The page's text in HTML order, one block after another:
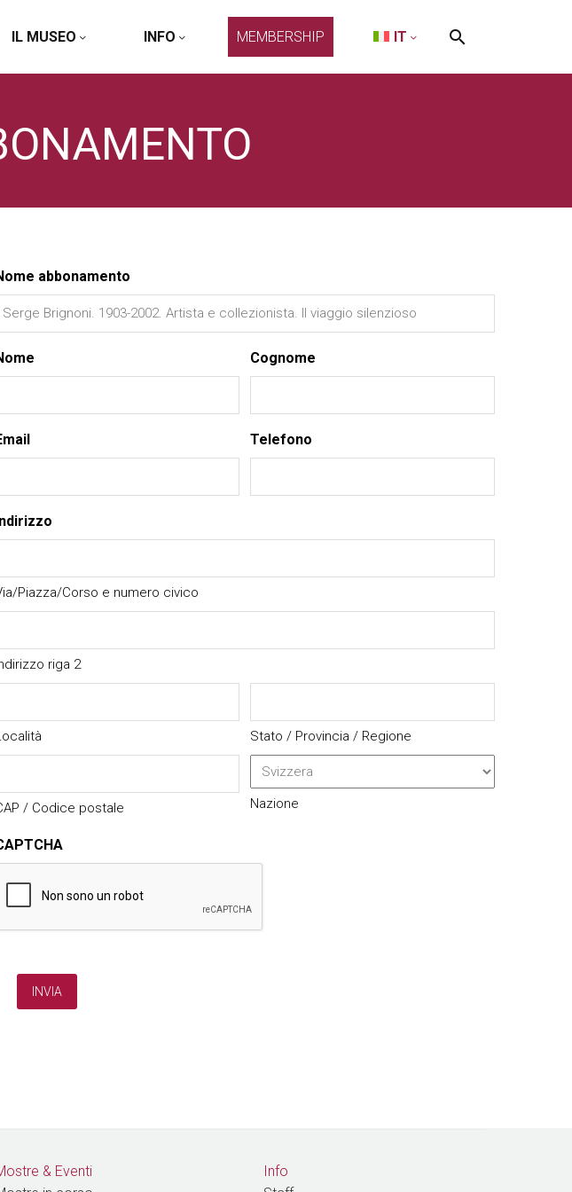
IL MUSEO INFO MEMBERSHIP IT
abbonamento
Cognome
Telefono
Piazza/Corso e numero civico
riga 2
Stato / Provincia / Regione
/ Codice postale Nazione
& Eventi
Info